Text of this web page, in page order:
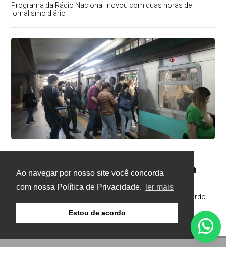
Ao navegar por nosso site você concorda
com nossa Política de Privacidade.
ler mais
Estou de acordo
Programa da Rádio Nacional inovou com duas horas de
jornalismo diário
Geral
Termina a greve nas linhas de trens em
São Paulo
Sindicato mantém estado de greve para acompanhar acordo